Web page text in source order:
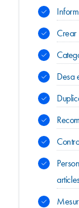
Crear
Desa